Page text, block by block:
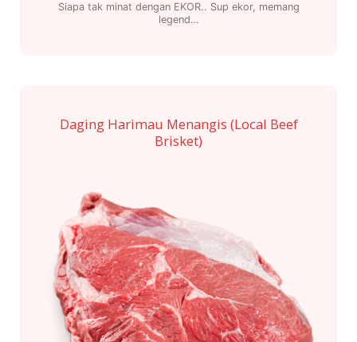
Siapa tak minat dengan EKOR.. Sup ekor, memang
legend…
Daging Harimau Menangis (Local Beef
Brisket)